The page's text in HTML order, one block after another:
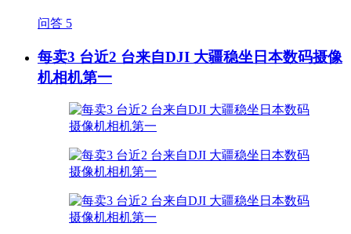
问答 5
每卖3 台近2 台来自DJI 大疆稳坐日本数码摄像
机相机第一